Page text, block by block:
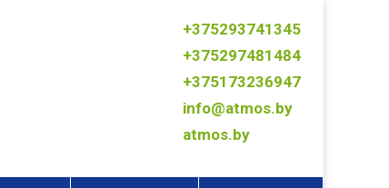
+375293741345
+375297481484
+375173236947
info@atmos.by
atmos.by